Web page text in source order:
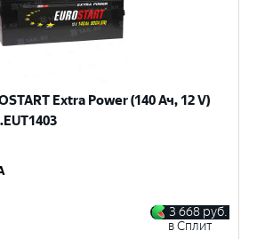
Extra Power (140 Ач, 12 V)
3 668 руб.
в Сплит